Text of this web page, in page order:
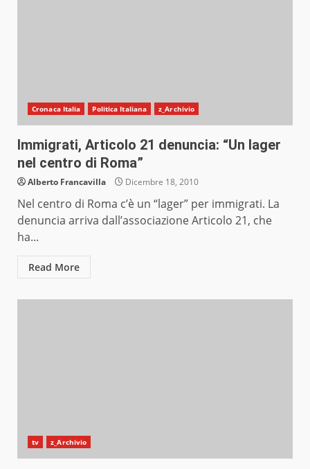
Cronaca Italia Politica Italiana z_Archivio
Immigrati, Articolo 21 denuncia: “Un lager
nel centro di Roma”
Alberto Francavilla Dicembre 18, 2010
Nel centro di Roma c’è un “lager” per immigrati. La
denuncia arriva dall’associazione Articolo 21, che
ha...
Read More
tv z_Archivio